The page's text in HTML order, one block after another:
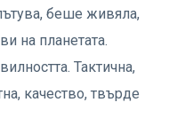
беше живяла,
на планетата.
Тактична,
качество, твърде